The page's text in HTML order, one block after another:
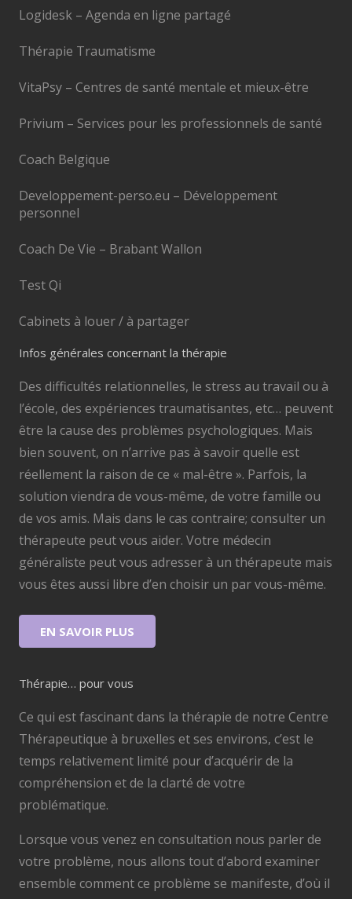
Logidesk – Agenda en ligne partagé
Thérapie Traumatisme
VitaPsy – Centres de santé mentale et mieux-être
Privium – Services pour les professionnels de santé
Coach Belgique
Developpement-perso.eu – Développement
personnel
Coach De Vie – Brabant Wallon
Test Qi
Cabinets à louer / à partager
Infos générales concernant la thérapie
Des difficultés relationnelles, le stress au travail ou à
l’école, des expériences traumatisantes, etc… peuvent
être la cause des problèmes psychologiques. Mais
bien souvent, on n’arrive pas à savoir quelle est
réellement la raison de ce « mal-être ». Parfois, la
solution viendra de vous-même, de votre famille ou
de vos amis. Mais dans le cas contraire; consulter un
thérapeute peut vous aider. Votre médecin
généraliste peut vous adresser à un thérapeute mais
vous êtes aussi libre d’en choisir un par vous-même.
EN SAVOIR PLUS
Thérapie… pour vous
Ce qui est fascinant dans la thérapie de notre Centre
Thérapeutique à bruxelles et ses environs, c’est le
temps relativement limité pour d’acquérir de la
compréhension et de la clarté de votre
problématique.
Lorsque vous venez en consultation nous parler de
votre problème, nous allons tout d’abord examiner
ensemble comment ce problème se manifeste, d’où il